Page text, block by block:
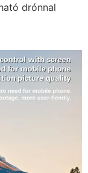
drónnal